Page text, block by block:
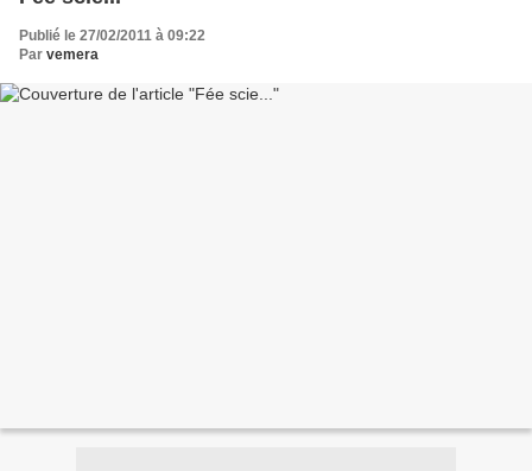
Publié le 27/02/2011 à 09:22
Par vemera